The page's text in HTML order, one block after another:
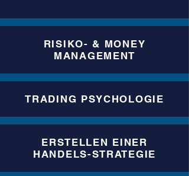
RISIKO- & MONEY
MANAGEMENT
TRADING PSYCHOLOGIE
ERSTELLEN EINER
HANDELS-STRATEGIE